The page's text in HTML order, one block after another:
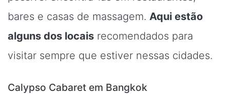
bares e casas de massagem. Aqui estão
alguns dos locais recomendados para
visitar sempre que estiver nessas cidades.
Calypso Cabaret em Bangkok